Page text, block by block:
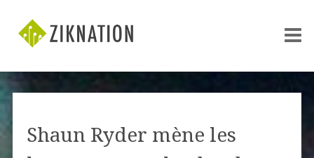
Shaun Ryder mène les